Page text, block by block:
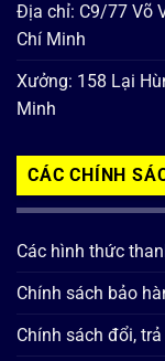
Địa chỉ: C9/77 Võ
Chí Minh
Xưởng: 158 Lại
Minh
CÁC CHÍNH
Các hình thức
Chính sách bảo
Chính sách đổi,